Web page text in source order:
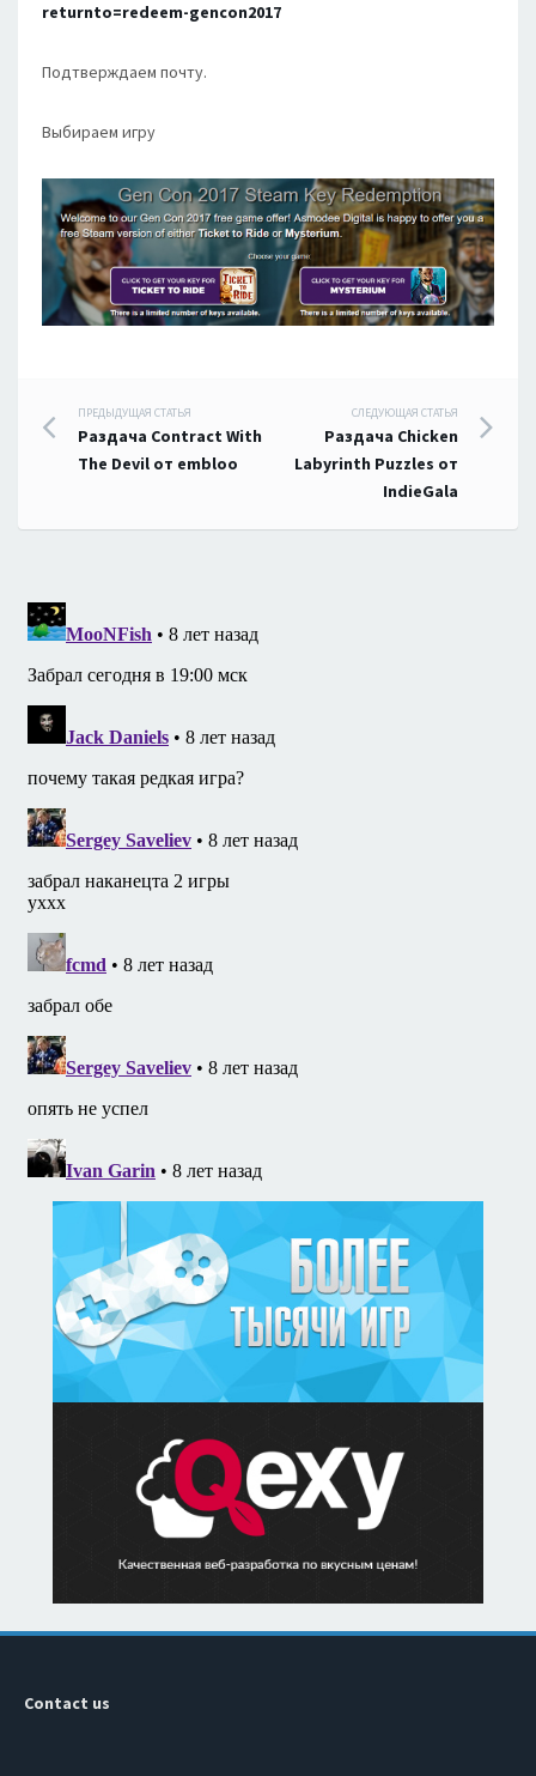
returnto=redeem-gencon2017
Подтверждаем почту.
Выбираем игру
Навигация
по
записям
ПРЕДЫДУЩАЯ СТАТЬЯ
Раздача Contract With
The Devil от embloo
СЛЕДУЮЩАЯ СТАТЬЯ
Раздача Chicken
Labyrinth Puzzles от
IndieGala
Contact us